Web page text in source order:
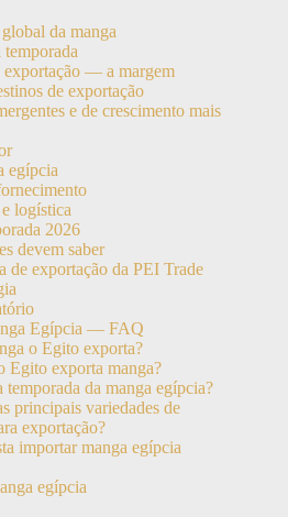
da manga
exportação — a margem
de exportação
e de crescimento mais
egípcia
logística
2026
devem saber
de exportação da PEI Trade
Egípcia — FAQ
o Egito exporta?
Egito exporta manga?
temporada da manga egípcia?
principais variedades de
exportação?
importar manga egípcia
egípcia